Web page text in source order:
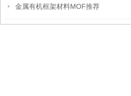
金属有机框架材料MOF推荐